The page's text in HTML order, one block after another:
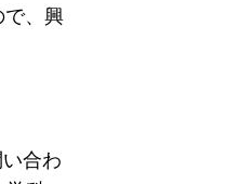
で、興
合わ